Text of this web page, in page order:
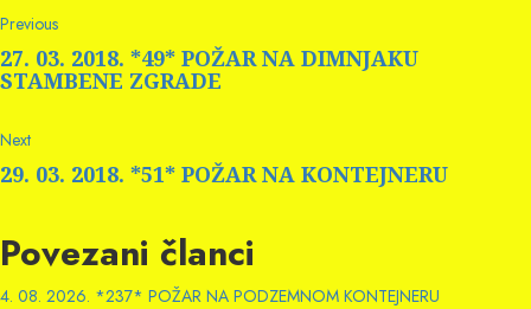
Continue
Reading
PreviousPrevious
post:
27. 03. 2018. *49* POŽAR NA DIMNJAKU
STAMBENE ZGRADE
NextNext
post:
29. 03. 2018. *51* POŽAR NA KONTEJNERU
Povezani članci
4. 08. 2026. *237* POŽAR NA PODZEMNOM KONTEJNERU